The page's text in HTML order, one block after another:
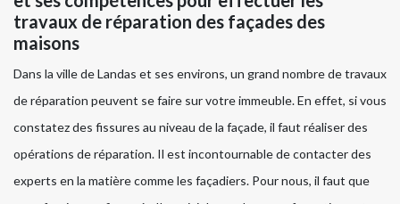
travaux de réparation des façades des
maisons
Dans la ville de Landas et ses environs, un grand nombre de travaux
de réparation peuvent se faire sur votre immeuble. En effet, si vous
constatez des fissures au niveau de la façade, il faut réaliser des
opérations de réparation. Il est incontournable de contacter des
experts en la matière comme les façadiers. Pour nous, il faut que